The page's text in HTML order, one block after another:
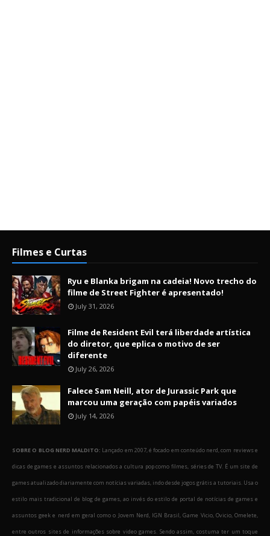
Filmes e Curtas
Ryu e Blanka brigam na cadeia! Novo trecho do
filme de Street Fighter é apresentado!
July 31, 2026
Filme de Resident Evil terá liberdade artística
do diretor, que eplica o motivo de ser
diferente
July 26, 2026
Falece Sam Neill, ator de Jurassic Park que
marcou uma geração com papéis variados
July 14, 2026
SOBRE O BLOG NERD MALDITO: Lançado em 2007, é focado em conteúdo nerd, com reviews e
dicas de games e assuntos relacionados a cultura pop como filmes, séries de TV. É um site de
games atualizado diariamente com notícias variadas, indo desde jogos grátis a tutoriais. Usa o
estilo mais tradicional de blog de games, ao invés do estilo de portal de notícias de games e
assuntos geek e nerd em geral como o Jovem Nerd, IGN Brasil, Game Vicio, Ovicio, Omelete,
entre outros sites de informações sobre video games. Sendo assim, costuma ter um toque